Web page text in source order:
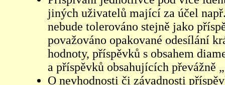
jiných uživatelů mající za účel
nebude tolerováno stejně jako
považováno opakované odesílání
hodnoty, příspěvků s obsahem
a příspěvků obsahujících převážně
O nevhodnosti či závadnosti